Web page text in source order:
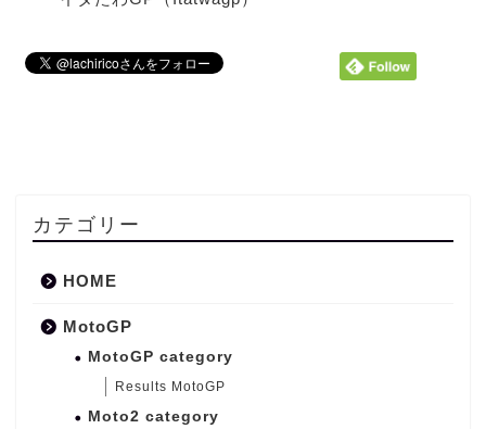
カテゴリー
HOME
MotoGP
MotoGP category
Results MotoGP
Moto2 category